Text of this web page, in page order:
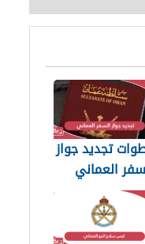
تجديد جواز
العماني
2026: الرسوم
المطلوبة